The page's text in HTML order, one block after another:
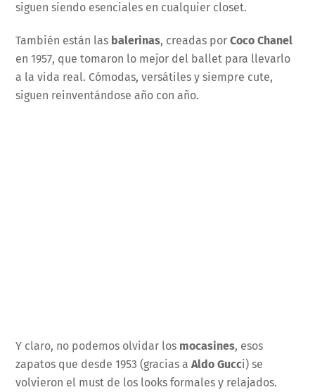
siguen siendo esenciales en cualquier closet.
También están las balerinas, creadas porCoco Chanel
en 1957, que tomaron lo mejor del ballet para llevarlo
a la vida real. Cómodas, versátiles y siempre cute,
siguen reinventándose año con año.
Y claro, no podemos olvidar los mocasines, esos
zapatos que desde 1953 (gracias aAldo Gucci) se
volvieron el must de los looks formales y relajados.